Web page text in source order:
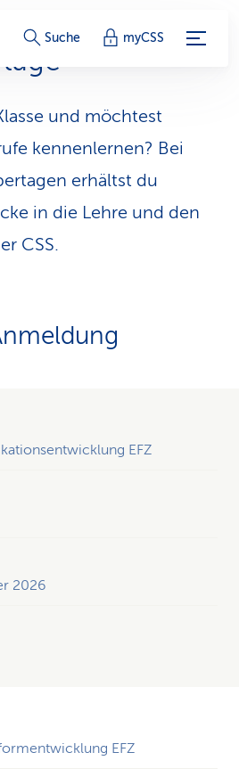
S
e
r
v
i
c
e
s
Suche myCSS
und möchtest
kennenlernen? Bei
erhältst du
in die Lehre und den
CSS.
EFZ
2026
EFZ